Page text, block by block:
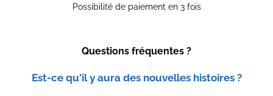
Possibilité de paiement en 3 fois
Questions fréquentes ?
Est-ce qu'il y aura des nouvelles histoires ?